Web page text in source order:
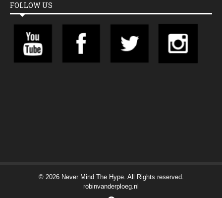
FOLLOW US
© 2026 Never Mind The Hype. All Rights reserved.
robinvanderploeg.nl